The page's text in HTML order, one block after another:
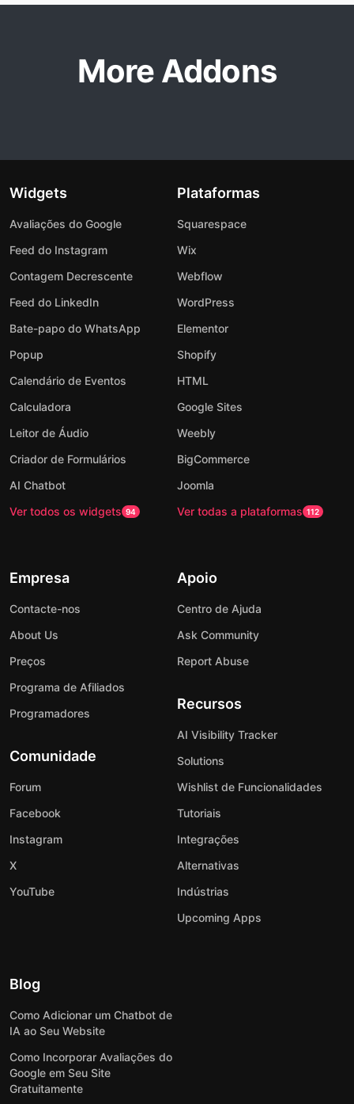
More Addons
Widgets
Avaliações do Google
Feed do Instagram
Contagem Decrescente
Feed do LinkedIn
Bate-papo do WhatsApp
Popup
Calendário de Eventos
Calculadora
Leitor de Áudio
Criador de Formulários
AI Chatbot
Ver todos os widgets 94
Plataformas
Squarespace
Wix
Webflow
WordPress
Elementor
Shopify
HTML
Google Sites
Weebly
BigCommerce
Joomla
Ver todas a plataformas 112
Empresa
Contacte-nos
About Us
Preços
Programa de Afiliados
Programadores
Comunidade
Forum
Facebook
Instagram
X
YouTube
Apoio
Centro de Ajuda
Ask Community
Report Abuse
Recursos
AI Visibility Tracker
Solutions
Wishlist de Funcionalidades
Tutoriais
Integrações
Alternativas
Indústrias
Upcoming Apps
Blog
Como Adicionar um Chatbot de
IA ao Seu Website
Como Incorporar Avaliações do
Google em Seu Site
Gratuitamente